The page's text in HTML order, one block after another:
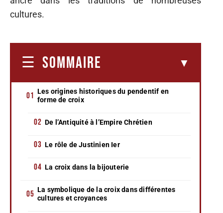
cultures.
SOMMAIRE
Les origines historiques du pendentif en
forme de croix
De l’Antiquité à l’Empire Chrétien
Le rôle de Justinien Ier
La croix dans la bijouterie
La symbolique de la croix dans différentes
cultures et croyances